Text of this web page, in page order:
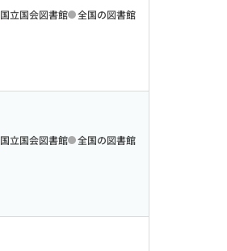
国立国会図書館 全国の図書館
国立国会図書館 全国の図書館